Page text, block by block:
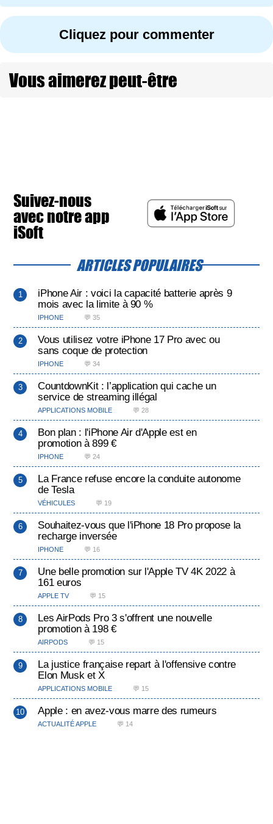
Cliquez pour commenter
Vous aimerez peut-être
Suivez-nous
avec notre app
iSoft
ARTICLES POPULAIRES
iPhone Air : voici la capacité batterie après 9
mois avec la limite à 90 %
IPHONE 💬 35
Vous utilisez votre iPhone 17 Pro avec ou
sans coque de protection
IPHONE 💬 34
CountdownKit : l’application qui cache un
service de streaming illégal
APPLICATIONS MOBILE 💬 28
Bon plan : l'iPhone Air d'Apple est en
promotion à 899 €
IPHONE 💬 24
La France refuse encore la conduite autonome
de Tesla
VÉHICULES 💬 19
Souhaitez-vous que l'iPhone 18 Pro propose la
recharge inversée
IPHONE 💬 16
Une belle promotion sur l'Apple TV 4K 2022 à
161 euros
APPLE TV 💬 15
Les AirPods Pro 3 s'offrent une nouvelle
promotion à 198 €
AIRPODS 💬 15
La justice française repart à l'offensive contre
Elon Musk et X
APPLICATIONS MOBILE 💬 15
Apple : en avez-vous marre des rumeurs
ACTUALITÉ APPLE 💬 14